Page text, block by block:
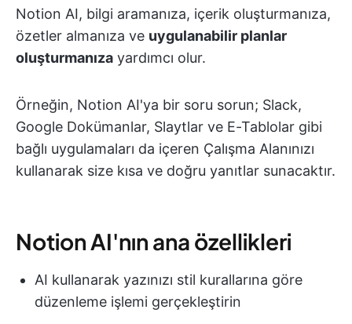
Notion AI, bilgi aramanıza, içerik oluşturmanıza,
özetler almanıza ve uygulanabilir planlar
oluşturmanıza yardımcı olur.
Örneğin, Notion AI'ya bir soru sorun; Slack,
Google Dokümanlar, Slaytlar ve E-Tablolar gibi
bağlı uygulamaları da içeren Çalışma Alanınızı
kullanarak size kısa ve doğru yanıtlar sunacaktır.
Notion AI'nın ana özellikleri
AI kullanarak yazınızı stil kurallarına göre
düzenleme işlemi gerçekleştirin